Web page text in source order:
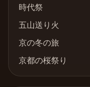
時代祭
五山送り火
京の冬の旅
京都の桜祭り